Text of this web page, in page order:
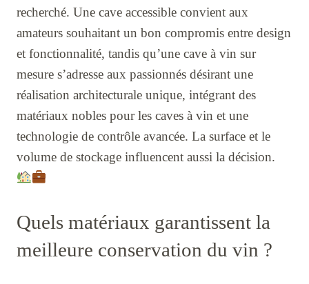
recherché. Une cave accessible convient aux
amateurs souhaitant un bon compromis entre design
et fonctionnalité, tandis qu’une cave à vin sur
mesure s’adresse aux passionnés désirant une
réalisation architecturale unique, intégrant des
matériaux nobles pour les caves à vin et une
technologie de contrôle avancée. La surface et le
volume de stockage influencent aussi la décision.
Quels matériaux garantissent la
meilleure conservation du vin ?